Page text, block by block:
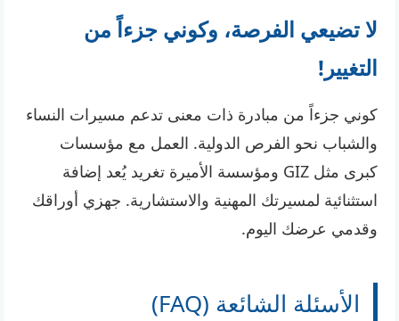
لا تضيعي الفرصة، وكوني جزءاً من
التغيير!
كوني جزءاً من مبادرة ذات معنى تدعم مسيرات النساء
والشباب نحو الفرص الدولية. العمل مع مؤسسات
كبرى مثل GIZ ومؤسسة الأميرة تغريد يُعد إضافة
استثنائية لمسيرتك المهنية والاستشارية. جهزي أوراقك
وقدمي عرضك اليوم.
الأسئلة الشائعة (FAQ)